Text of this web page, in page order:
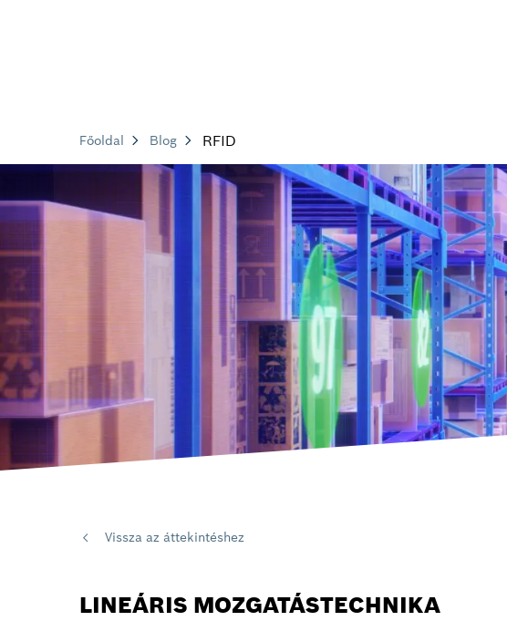
Főoldal Blog RFID
Vissza az áttekintéshez
LINEÁRIS MOZGATÁSTECHNIKA